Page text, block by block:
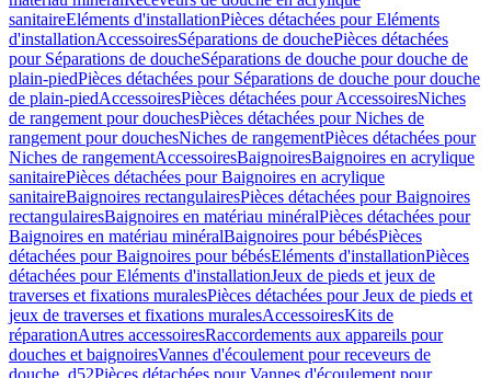
sanitaireEléments d'installationPièces détachées pour Eléments
d'installationAccessoiresSéparations de douchePièces détachées
pour Séparations de doucheSéparations de douche pour douche de
plain-piedPièces détachées pour Séparations de douche pour douche
de plain-piedAccessoiresPièces détachées pour AccessoiresNiches
de rangement pour douchesPièces détachées pour Niches de
rangement pour douchesNiches de rangementPièces détachées pour
Niches de rangementAccessoiresBaignoiresBaignoires en acrylique
sanitairePièces détachées pour Baignoires en acrylique
sanitaireBaignoires rectangulairesPièces détachées pour Baignoires
rectangulairesBaignoires en matériau minéralPièces détachées pour
Baignoires en matériau minéralBaignoires pour bébésPièces
détachées pour Baignoires pour bébésEléments d'installationPièces
détachées pour Eléments d'installationJeux de pieds et jeux de
traverses et fixations muralesPièces détachées pour Jeux de pieds et
jeux de traverses et fixations muralesAccessoiresKits de
réparationAutres accessoiresRaccordements aux appareils pour
douches et baignoiresVannes d'écoulement pour receveurs de
douche, d52Pièces détachées pour Vannes d'écoulement pour